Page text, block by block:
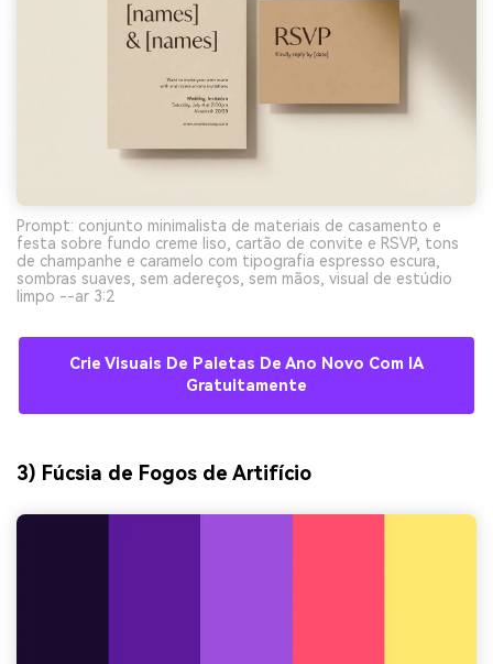
Prompt: conjunto minimalista de materiais de casamento e
festa sobre fundo creme liso, cartão de convite e RSVP, tons
de champanhe e caramelo com tipografia espresso escura,
sombras suaves, sem adereços, sem mãos, visual de estúdio
limpo --ar 3:2
Crie Visuais De Paletas De Ano Novo Com IA
Gratuitamente
3) Fúcsia de Fogos de Artifício